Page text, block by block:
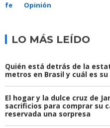
fe Opinión
LO MÁS LEÍDO
Quién está detrás de la
metros en Brasil y cuál es
El hogar y la dulce cruz de
sacrificios para comprar su
reservada una sorpresa